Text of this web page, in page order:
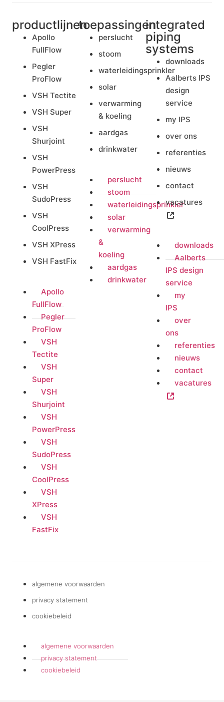
productlijnen
Apollo
FullFlow
Pegler
ProFlow
VSH Tectite
VSH Super
VSH
Shurjoint
VSH
PowerPress
VSH
SudoPress
VSH
CoolPress
VSH XPress
VSH FastFix
Apollo
FullFlow
Pegler
ProFlow
VSH
Tectite
VSH
Super
VSH
Shurjoint
VSH
PowerPress
VSH
SudoPress
VSH
CoolPress
VSH
XPress
VSH
FastFix
toepassingen
perslucht
stoom
waterleidingsprinkler
solar
verwarming
& koeling
aardgas
drinkwater
perslucht
stoom
waterleidingsprinkler
solar
verwarming
&
koeling
aardgas
drinkwater
integrated
piping
systems
downloads
Aalberts IPS
design
service
my IPS
over ons
referenties
nieuws
contact
vacatures
downloads
Aalberts
IPS design
service
my
IPS
over
ons
referenties
nieuws
contact
vacatures
algemene voorwaarden
privacy statement
cookiebeleid
algemene voorwaarden
privacy statement
cookiebeleid